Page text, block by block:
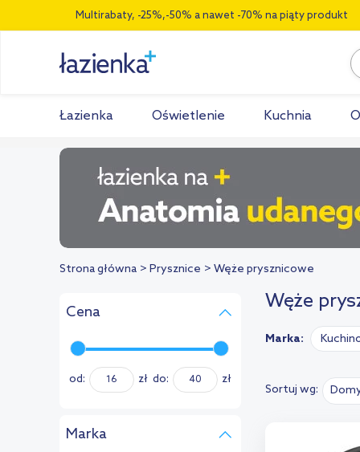
Multirabaty, -25%,-50% a nawet -70% na piąty produkt
Łazienka Oświetlenie Kuchnia
Strona główna Prysznice Węże prysznicowe
Cena
od: zł do: zł
Marka
Węże
Marka:
Sortuj wg: